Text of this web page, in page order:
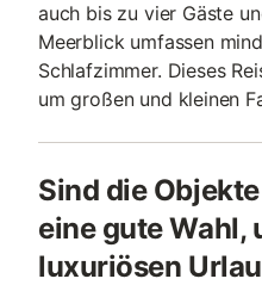
auch bis zu vier Gäste
Meerblick umfassen
Schlafzimmer. Dieses
um großen und kleinen
Sind die
eine gute Wahl,
luxuriösen